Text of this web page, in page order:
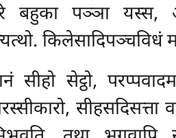
बहुका पञ्ञा यस्स,
किलेसादिपञ्चविधं
सीहो सेट्ठो,
सीहसदिसत्ता